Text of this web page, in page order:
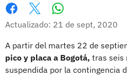
Facebook
X
Actualizado: 21 de sept, 2020
A partir del martes 22 de
pico y placa a Bogotá, tras seis
suspendida por la contingencia